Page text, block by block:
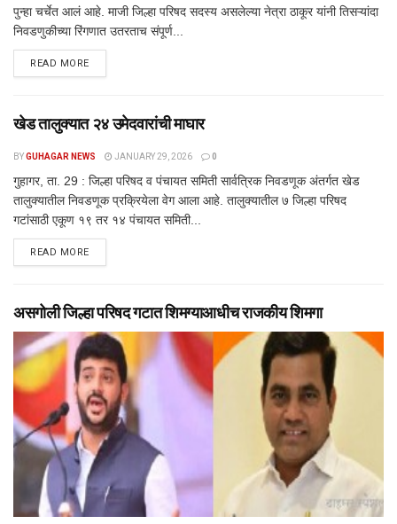
पुन्हा चर्चेत आलं आहे. माजी जिल्हा परिषद सदस्य असलेल्या नेत्रा ठाकूर यांनी तिसऱ्यांदा
निवडणुकीच्या रिंगणात उतरताच संपूर्ण...
READ MOREDETAILS
खेड तालुक्यात २४ उमेदवारांची माघार
BYGUHAGAR NEWS JANUARY 29, 2026 0
गुहागर, ता. 29 : जिल्हा परिषद व पंचायत समिती सार्वत्रिक निवडणूक अंतर्गत खेड
तालुक्यातील निवडणूक प्रक्रियेला वेग आला आहे. तालुक्यातील ७ जिल्हा परिषद
गटांसाठी एकूण १९ तर १४ पंचायत समिती...
READ MOREDETAILS
असगोली जिल्हा परिषद गटात शिमग्याआधीच राजकीय शिमगा